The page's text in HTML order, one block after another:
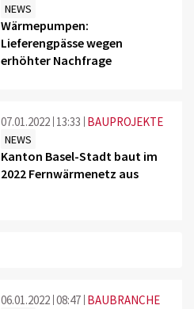
NEWS
Wärmepumpen:
Lieferengpässe wegen
erhöhter Nachfrage
07.01.2022 13:33 BAUPROJEKTE
NEWS
Kanton Basel-Stadt baut im
2022 Fernwärmenetz aus
06.01.2022 08:47 BAUBRANCHE